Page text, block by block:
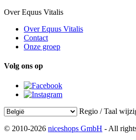
Over Equus Vitalis
Over Equus Vitalis
Contact
Onze groep
Volg ons op
Regio / Taal
© 2010-2026 niceshops GmbH - All